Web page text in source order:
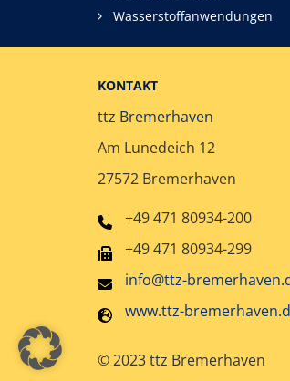
Wasserstoffanwendungen
KONTAKT
ttz Bremerhaven
Am Lunedeich 12
27572 Bremerhaven
+49 471 80934-200
+49 471 80934-299
info@ttz-
www.ttz-
© 2023 ttz Bremerhaven